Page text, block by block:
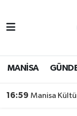
MANİSA
16:59 Manisa Kültür Yolu
GÜNDEM
Hava
Trafik Durumu